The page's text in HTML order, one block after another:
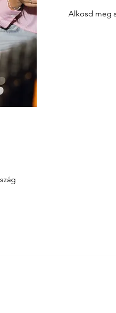
Alkosd meg